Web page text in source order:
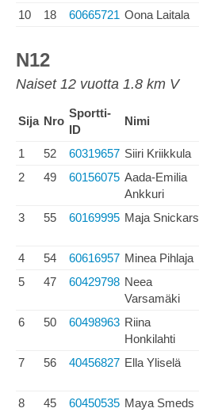
10
18 60665721 Oona Laitala
N12
Naiset 12 vuotta 1.8 km V
Sija Nro
Sportti-
ID
Nimi
1 52 60319657 Siiri Kriikkula
2
49 60156075 Aada-Emilia
Ankkuri
3 55 60169995 Maja Snickars
4 54 60616957 Minea Pihlaja
5
47 60429798 Neea
Varsamäki
6 50 60498963 Riina
Honkilahti
7 56 40456827 Ella Yliselä
8 45 60450535 Maya Smeds